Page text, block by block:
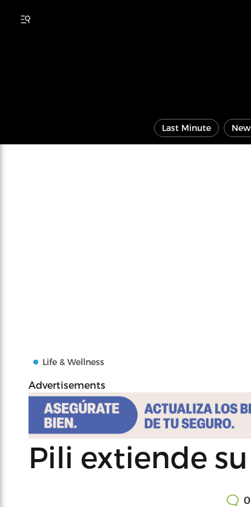
Last Minute
Life & Wellness
Advertisements
Pili extiende su
0